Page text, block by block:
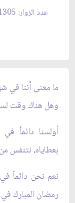
عدد الزوار: 1305
ما معنى أننا في
وهل هناك وقت
أولسنا دائماً
بعطاياه، نتنفس
نعم نحن دائماً
رمضان المبارك